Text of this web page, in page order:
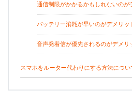
通信制限がかかるかもしれないのが
バッテリー消耗が早いのがデメリッ
音声発着信が優先されるのがデメリ
スマホをルーター代わりにする方法につい